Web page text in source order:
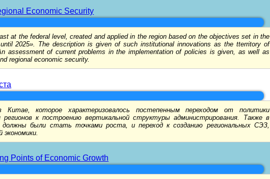
Economic Security
at the federal level, created and applied in the region based on the objectives set in the
2025». The description is given of such institutional innovations as the tterritory of
assessment of current problems in the implementation of policies is given, as well as
regional economic security.
которое характеризовалось постепенным переходом от политики
к построению вертикальной структуры администрирования. Также в
были стать точками роста, и переход к созданию региональных СЭЗ,
Points of Economic Growth